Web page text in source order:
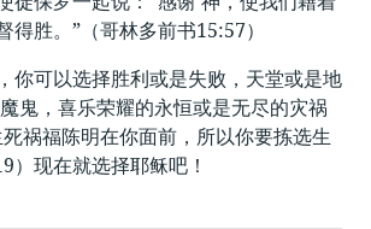
得胜。”（哥林多前书15:57）
你可以选择胜利或是失败，天堂或是地
鬼，喜乐荣耀的永恒或是无尽的灾祸
祸福陈明在你面前，所以你要拣选生
）现在就选择耶稣吧！